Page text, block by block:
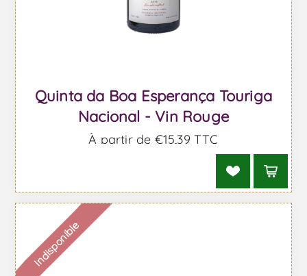
Quinta da Boa Esperança Touriga
Nacional - Vin Rouge
À partir de €15,39 TTC
Indisponible